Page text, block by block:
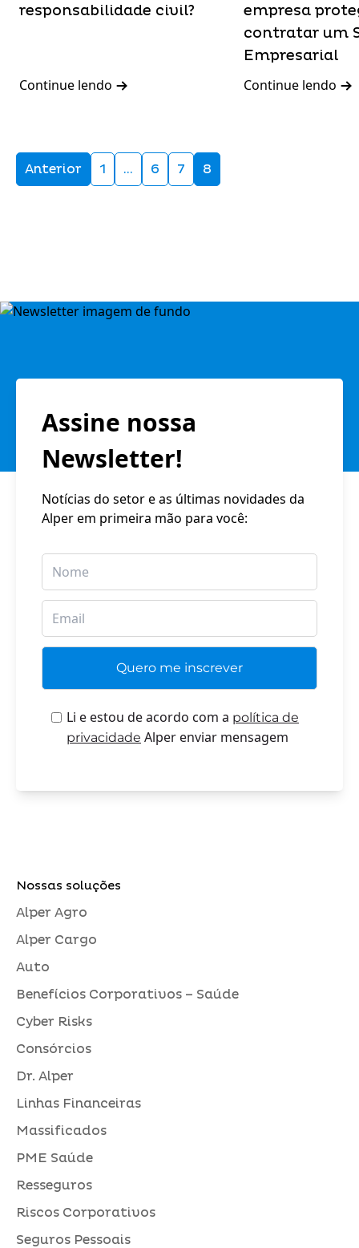
responsabilidade civil?
Continue lendo
empresa
contratar um
Empresarial
Continue lendo
Anterior 1 … 6 7 8
Assine nossa
Newsletter!
Notícias do setor e as últimas novidades da
Alper em primeira mão para você:
Li e estou de acordo com a política de
privacidade Alper enviar mensagem
Nossas soluções
Alper Agro
Alper Cargo
Auto
Benefícios Corporativos – Saúde
Cyber Risks
Consórcios
Dr. Alper
Linhas Financeiras
Massificados
PME Saúde
Resseguros
Riscos Corporativos
Seguros Pessoais